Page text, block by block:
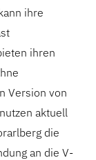
ihre
ihren
Version von
aktuell
die
an die V-